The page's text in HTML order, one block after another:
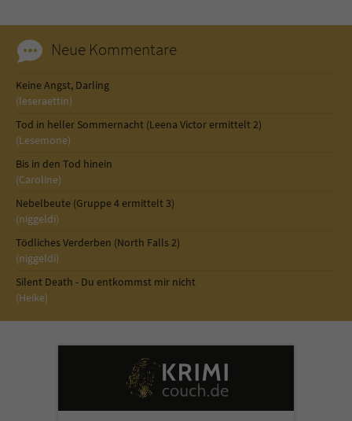
Neue Kommentare
Keine Angst, Darling
(leseraettin)
Tod in heller Sommernacht (Leena Victor ermittelt 2)
(Lesemone)
Bis in den Tod hinein
(Caroline)
Nebelbeute (Gruppe 4 ermittelt 3)
(niggeldi)
Tödliches Verderben (North Falls 2)
(niggeldi)
Silent Death - Du entkommst mir nicht
(Heike)